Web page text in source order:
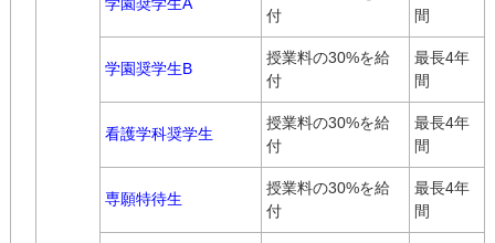
付
間
学園奨学生B
授業料の30%を給
付
最長4年
間
看護学科奨学生
授業料の30%を給
付
最長4年
間
専願特待生
授業料の30%を給
付
最長4年
間